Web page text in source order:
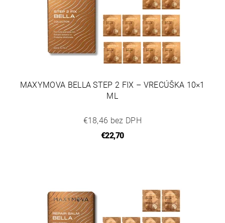
MAXYMOVA BELLA STEP 2 FIX – VRECÚŠKA 10×1
ML
€18,46 bez DPH
€22,70